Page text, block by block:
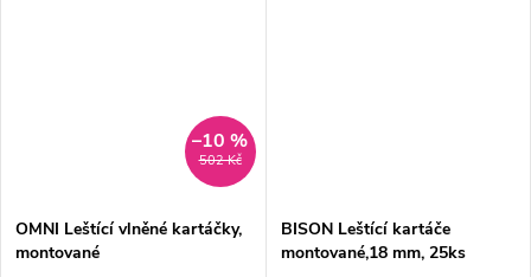
502 Kč
–10 %
OMNI Leštící vlněné kartáčky,
montované
BISON Leštící kartáče
montované,18 mm, 25ks